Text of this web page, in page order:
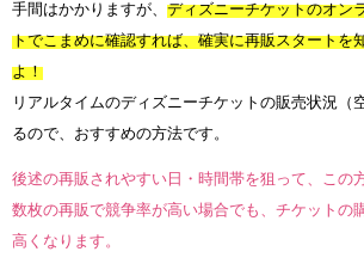
手間はかかりますが、 ディズニーチケットのオン
トでこまめに確認すれば、確実に再販スタートを
よ！
リアルタイムのディズニーチケットの販売状況（
るので、おすすめの方法です。
後述の再販されやすい日・時間帯を狙って、この
数枚の再販で競争率が高い場合でも、チケットの
高くなります。